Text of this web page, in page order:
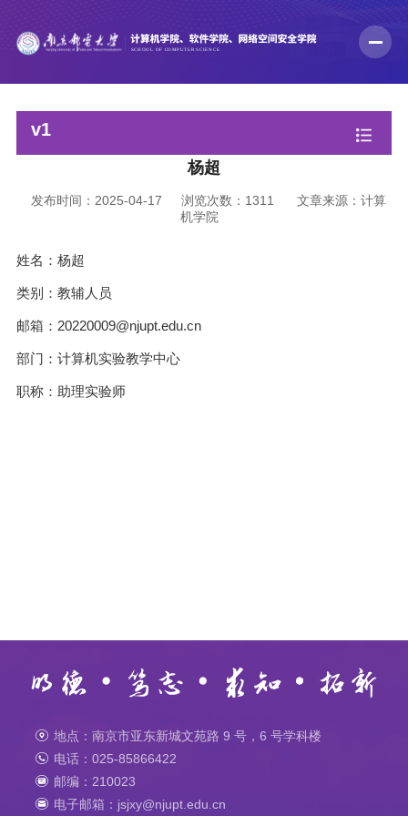
v1
杨超
发布时间：2025-04-17 浏览次数： 1311
文章来源：计算
机学院
姓名：杨超
类别：教辅人员
邮箱：20220009@njupt.edu.cn
部门：计算机实验教学中心
职称：助理实验师
地点：南京市亚东新城文苑路 9 号，6 号学科楼
电话：025-85866422
邮编：210023
电子邮箱：jsjxy@njupt.edu.cn